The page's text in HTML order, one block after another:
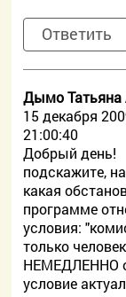
Ответить
Дымо Татьяна
15 декабря
21:00:40
Добрый день!
подскажите,
какая
программе
условия:
только
НЕМЕДЛЕННО
условие